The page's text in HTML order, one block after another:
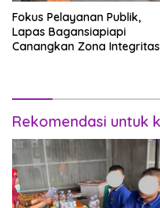
Fokus Pelayanan Publik,
Lapas Bagansiapiapi
Canangkan Zona Integritas
Rekomendasi untuk